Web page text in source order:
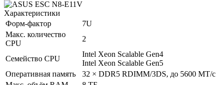
Характеристики
Форм-фактор
7U
Макс. количество
CPU
2
Семейство CPU
Intel Xeon Scalable Gen4
Intel Xeon Scalable Gen5
Оперативная память
32 × DDR5 RDIMM/3DS, до 5600 МТ/с